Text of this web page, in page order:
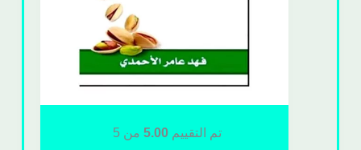
تم التقييم5.00 من 5